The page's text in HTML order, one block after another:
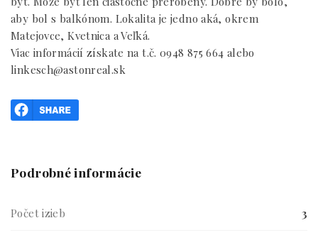
aby bol s balkónom. Lokalita je jedno aká, okrem
Matejovce, Kvetnica a Veľká.
Viac informácií získate na t.č. 0948 875 664 alebo
linkesch@astonreal.sk
Podrobné informácie
Počet izieb 3